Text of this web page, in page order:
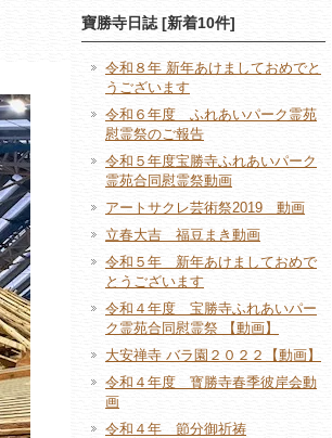
寶勝寺日誌 [新着10件]
令和８年 新年あけましておめでと
うございます
令和６年度 ふれあいパーク霊苑
慰霊祭のご報告
令和５年度宝勝寺ふれあいパーク
霊苑合同慰霊祭動画
アートサクレ芸術祭2019 動画
立春大吉 福豆まき動画
令和５年 新年あけましておめで
とうございます
令和４年度 宝勝寺ふれあいパー
ク霊苑合同慰霊祭 【動画】
大安禅寺 バラ園２０２２【動画】
令和４年度 寳勝寺春季彼岸会動
画
令和４年 節分御祈祷